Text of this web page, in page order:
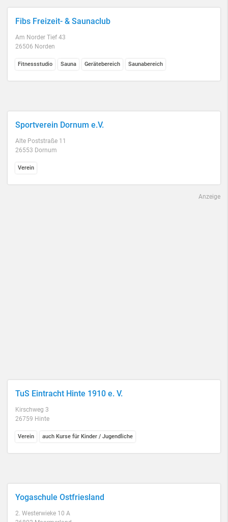
Fibs Freizeit- & Saunaclub
Am Norder Tief 43
26506 Norden
Fitnessstudio Sauna Gerätebereich Saunabereich
Sportverein Dornum e.V.
Alte Poststraße 11
26553 Dornum
Verein
Anzeige
TuS Eintracht Hinte 1910 e. V.
Kirschweg 3
26759 Hinte
Verein auch Kurse für Kinder / Jugendliche
Yogaschule Ostfriesland
2. Westerwieke 10 A